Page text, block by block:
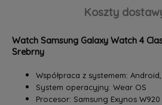
Koszty
Cena nie zawiera ewentualnych
Watch Samsung Galaxy Watch 4
Srebrny
Współpraca z systemem:
System operacyjny: Wear OS
Procesor: Samsung Exynos